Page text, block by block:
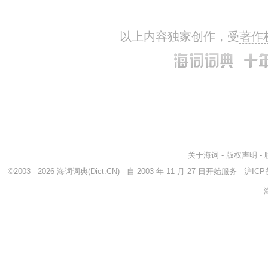
以上内容独家创作，受著作
关于海词 - 版权声明 -
©2003 - 2026 海词词典(Dict.CN) - 自 2003 年 11 月 27 日开始服务 沪ICP